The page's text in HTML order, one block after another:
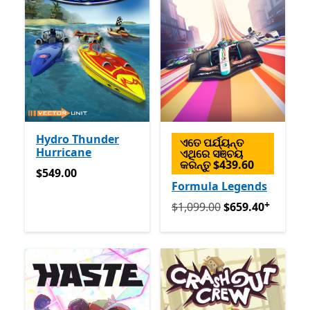
Hydro Thunder
Hurricane
$549.00
$549.00
ଏତେ ପର୍ଯ୍ୟନ୍ତ
ଏଥିରେ ସଞ୍ଚୟ
କରନ୍ତୁ $439.60
Formula Legends
ପ୍ରକୃତରେ $1,099.00
$1,099.00$659.40+